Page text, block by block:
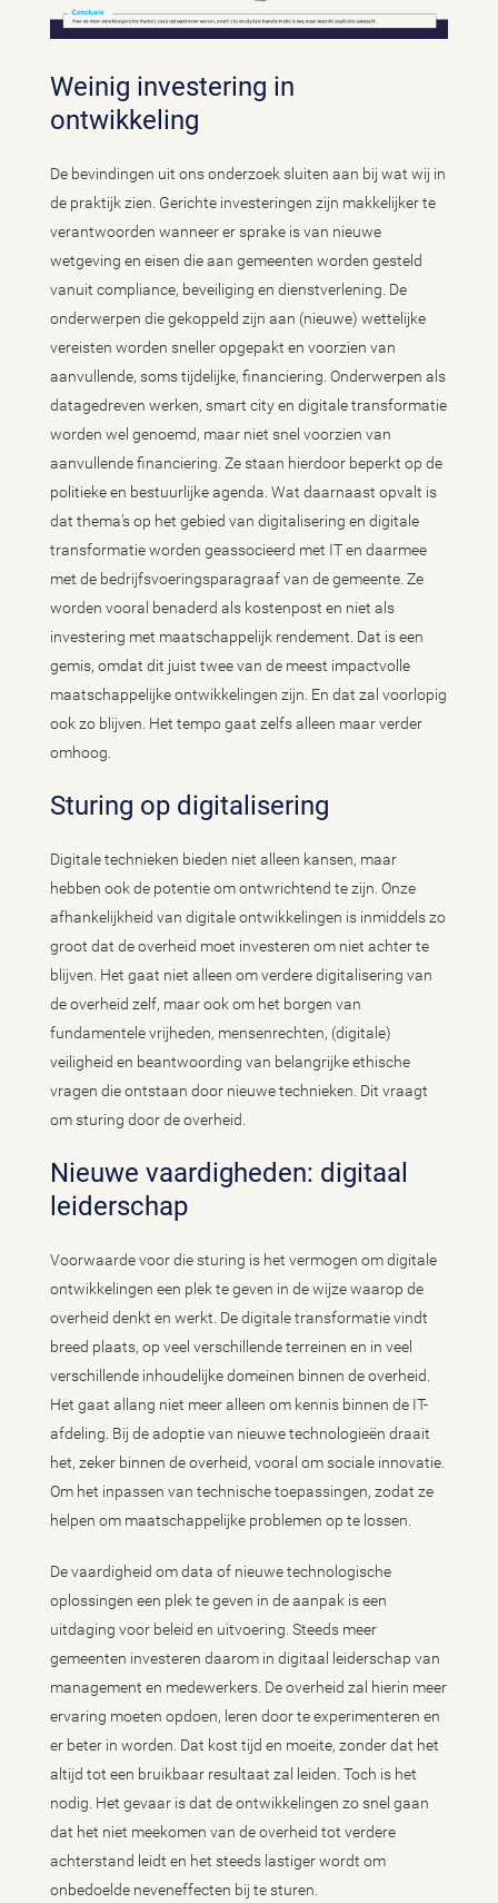
Weinig investering in
ontwikkeling
De bevindingen uit ons onderzoek sluiten aan bij wat wij in
de praktijk zien. Gerichte investeringen zijn makkelijker te
verantwoorden wanneer er sprake is van nieuwe
wetgeving en eisen die aan gemeenten worden gesteld
vanuit compliance, beveiliging en dienstverlening. De
onderwerpen die gekoppeld zijn aan (nieuwe) wettelijke
vereisten worden sneller opgepakt en voorzien van
aanvullende, soms tijdelijke, financiering. Onderwerpen als
datagedreven werken, smart city en digitale transformatie
worden wel genoemd, maar niet snel voorzien van
aanvullende financiering. Ze staan hierdoor beperkt op de
politieke en bestuurlijke agenda. Wat daarnaast opvalt is
dat thema’s op het gebied van digitalisering en digitale
transformatie worden geassocieerd met IT en daarmee
met de bedrijfsvoeringsparagraaf van de gemeente. Ze
worden vooral benaderd als kostenpost en niet als
investering met maatschappelijk rendement. Dat is een
gemis, omdat dit juist twee van de meest impactvolle
maatschappelijke ontwikkelingen zijn. En dat zal voorlopig
ook zo blijven. Het tempo gaat zelfs alleen maar verder
omhoog.
Sturing op digitalisering
Digitale technieken bieden niet alleen kansen, maar
hebben ook de potentie om ontwrichtend te zijn. Onze
afhankelijkheid van digitale ontwikkelingen is inmiddels zo
groot dat de overheid moet investeren om niet achter te
blijven. Het gaat niet alleen om verdere digitalisering van
de overheid zelf, maar ook om het borgen van
fundamentele vrijheden, mensenrechten, (digitale)
veiligheid en beantwoording van belangrijke ethische
vragen die ontstaan door nieuwe technieken. Dit vraagt
om sturing door de overheid.
Nieuwe vaardigheden: digitaal
leiderschap
Voorwaarde voor die sturing is het vermogen om digitale
ontwikkelingen een plek te geven in de wijze waarop de
overheid denkt en werkt. De digitale transformatie vindt
breed plaats, op veel verschillende terreinen en in veel
verschillende inhoudelijke domeinen binnen de overheid.
Het gaat allang niet meer alleen om kennis binnen de IT-
afdeling. Bij de adoptie van nieuwe technologieën draait
het, zeker binnen de overheid, vooral om sociale innovatie.
Om het inpassen van technische toepassingen, zodat ze
helpen om maatschappelijke problemen op te lossen.
De vaardigheid om data of nieuwe technologische
oplossingen een plek te geven in de aanpak is een
uitdaging voor beleid en uitvoering. Steeds meer
gemeenten investeren daarom in digitaal leiderschap van
management en medewerkers. De overheid zal hierin meer
ervaring moeten opdoen, leren door te experimenteren en
er beter in worden. Dat kost tijd en moeite, zonder dat het
altijd tot een bruikbaar resultaat zal leiden. Toch is het
nodig. Het gevaar is dat de ontwikkelingen zo snel gaan
dat het niet meekomen van de overheid tot verdere
achterstand leidt en het steeds lastiger wordt om
onbedoelde neveneffecten bij te sturen.